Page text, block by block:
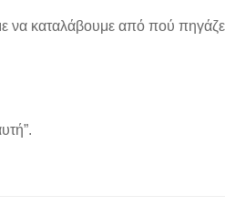
να καταλάβουμε από πού